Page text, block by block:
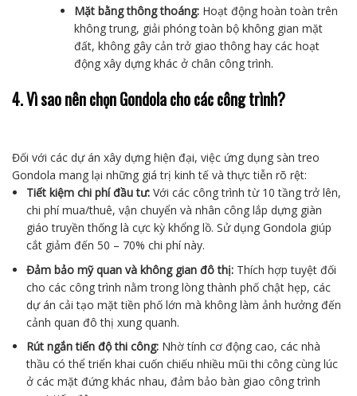
Mặt bằng thông thoáng: Hoạt động hoàn toàn trên
không trung, giải phóng toàn bộ không gian mặt
đất, không gây cản trở giao thông hay các hoạt
động xây dựng khác ở chân công trình.
4. Vì sao nên chọn Gondola cho các công trình?
Đối với các dự án xây dựng hiện đại, việc ứng dụng sàn treo
Gondola mang lại những giá trị kinh tế và thực tiễn rõ rệt:
Tiết kiệm chi phí đầu tư: Với các công trình từ 10 tầng trở lên,
chi phí mua/thuê, vận chuyển và nhân công lắp dựng giàn
giáo truyền thống là cực kỳ khổng lồ. Sử dụng Gondola giúp
cắt giảm đến 50 – 70% chi phí này.
Đảm bảo mỹ quan và không gian đô thị: Thích hợp tuyệt đối
cho các công trình nằm trong lòng thành phố chật hẹp, các
dự án cải tạo mặt tiền phố lớn mà không làm ảnh hưởng đến
cảnh quan đô thị xung quanh.
Rút ngắn tiến độ thi công: Nhờ tính cơ động cao, các nhà
thầu có thể triển khai cuốn chiếu nhiều mũi thi công cùng lúc
ở các mặt đứng khác nhau, đảm bảo bàn giao công trình